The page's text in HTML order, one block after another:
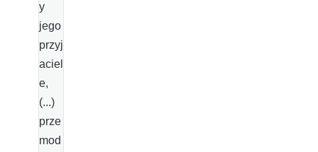
y
jego
przyj
aciel
e,
(...)
prze
mod